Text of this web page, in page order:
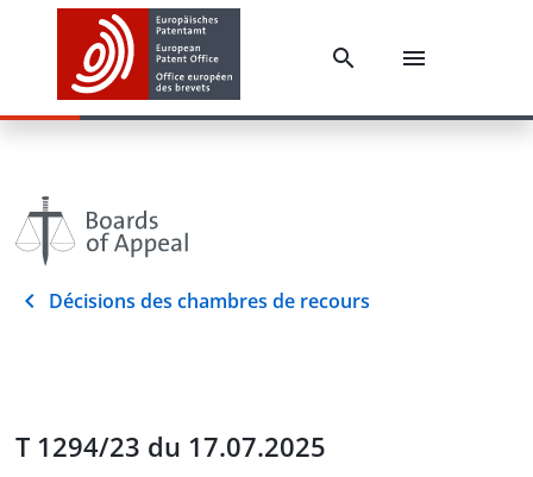
Décisions des chambres de recours
T 1294/23 du 17.07.2025